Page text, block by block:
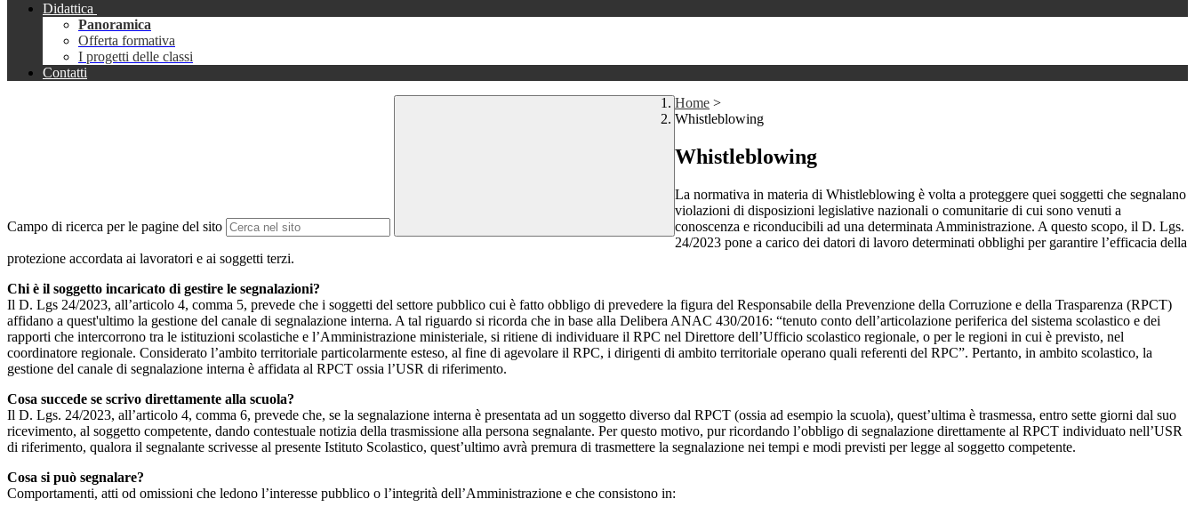
Didattica
Panoramica
Offerta formativa
I progetti delle classi
Contatti
Campo di ricerca per le pagine del sito
Home >
Whistleblowing
Whistleblowing
La normativa in materia di Whistleblowing è volta a proteggere quei soggetti che segnalano
violazioni di disposizioni legislative nazionali o comunitarie di cui sono venuti a
conoscenza e riconducibili ad una determinata Amministrazione. A questo scopo, il D. Lgs.
24/2023 pone a carico dei datori di lavoro determinati obblighi per garantire l’efficacia della
protezione accordata ai lavoratori e ai soggetti terzi.
Chi è il soggetto incaricato di gestire le segnalazioni?
Il D. Lgs 24/2023, all’articolo 4, comma 5, prevede che i soggetti del settore pubblico cui è fatto obbligo di prevedere la figura del Responsabile della Prevenzione della Corruzione e della Trasparenza (RPCT)
affidano a quest'ultimo la gestione del canale di segnalazione interna. A tal riguardo si ricorda che in base alla Delibera ANAC 430/2016: “tenuto conto dell’articolazione periferica del sistema scolastico e dei
rapporti che intercorrono tra le istituzioni scolastiche e l’Amministrazione ministeriale, si ritiene di individuare il RPC nel Direttore dell’Ufficio scolastico regionale, o per le regioni in cui è previsto, nel
coordinatore regionale. Considerato l’ambito territoriale particolarmente esteso, al fine di agevolare il RPC, i dirigenti di ambito territoriale operano quali referenti del RPC”. Pertanto, in ambito scolastico, la
gestione del canale di segnalazione interna è affidata al RPCT ossia l’USR di riferimento.
Cosa succede se scrivo direttamente alla scuola?
Il D. Lgs. 24/2023, all’articolo 4, comma 6, prevede che, se la segnalazione interna è presentata ad un soggetto diverso dal RPCT (ossia ad esempio la scuola), quest’ultima è trasmessa, entro sette giorni dal suo
ricevimento, al soggetto competente, dando contestuale notizia della trasmissione alla persona segnalante. Per questo motivo, pur ricordando l’obbligo di segnalazione direttamente al RPCT individuato nell’USR
di riferimento, qualora il segnalante scrivesse al presente Istituto Scolastico, quest’ultimo avrà premura di trasmettere la segnalazione nei tempi e modi previsti per legge al soggetto competente.
Cosa si può segnalare?
Comportamenti, atti od omissioni che ledono l’interesse pubblico o l’integrità dell’Amministrazione e che consistono in: